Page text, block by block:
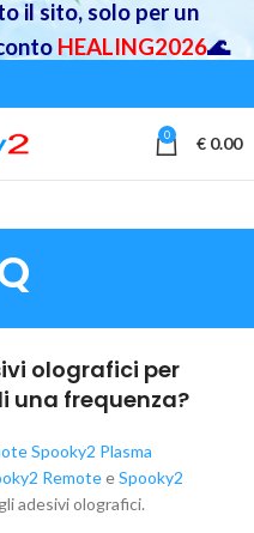
0 € 0.00
olografici per
una frequenza?
Spooky2 Plasma
RemoteeSpooky2
adesivi olografici.
il sito, solo per un
HEALING2026🌊